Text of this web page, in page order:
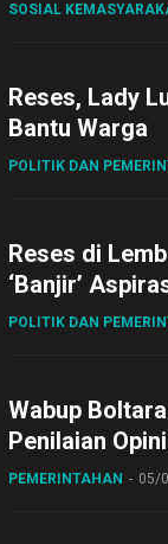
SOSIAL
Reses, Lady
Bantu Warga
POLITIK DAN
Reses di
‘Banjir’
POLITIK DAN
Wabup
Penilaian
Gubernur Sulut
PEMERINTAHAN 05/